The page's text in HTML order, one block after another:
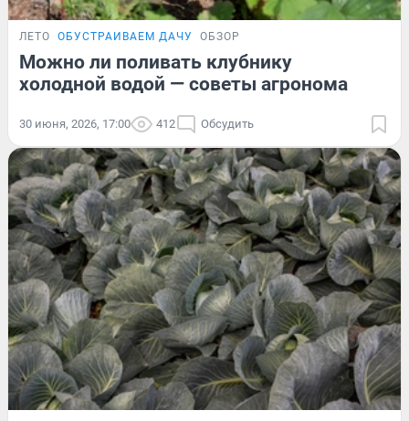
ЛЕТО ОБУСТРАИВАЕМ ДАЧУ ОБЗОР
Можно ли поливать клубнику
холодной водой — советы агронома
30 июня, 2026, 17:00 412 Обсудить